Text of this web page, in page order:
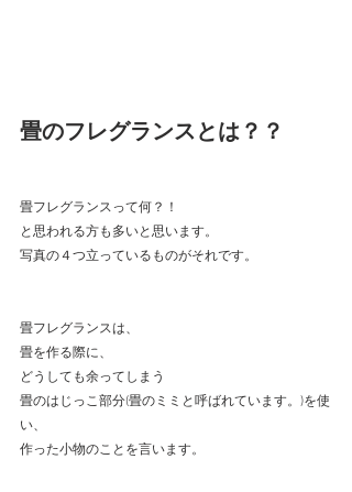
畳のフレグランスとは？？
畳フレグランスって何？！
と思われる方も多いと思います。
写真の４つ立っているものがそれです。
畳フレグランスは、
畳を作る際に、
どうしても余ってしまう
畳のはじっこ部分(畳のミミと呼ばれています。)を使
い、
作った小物のことを言います。